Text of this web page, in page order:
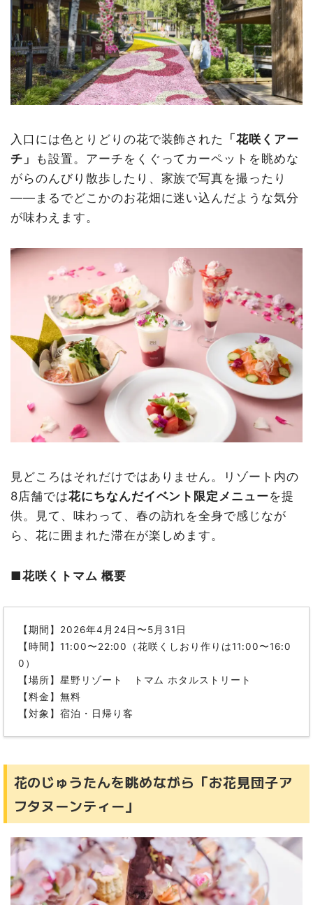
入口には色とりどりの花で装飾された
「花咲くアー
チ」
も設置。アーチをくぐってカーペットを眺めな
がらのんびり散歩したり、家族で写真を撮ったり
——まるでどこかのお花畑に迷い込んだような気分
が味わえます。
見どころはそれだけではありません。リゾート内の
8店舗では花にちなんだイベント限定メニューを提
供。見て、味わって、春の訪れを全身で感じなが
ら、花に囲まれた滞在が楽しめます。
■花咲くトマム 概要
【期間】2026年4月24日〜5月31日
【時間】11:00〜22:00（花咲くしおり作りは11:00〜16:0
0）
【場所】星野リゾート トマム ホタルストリート
【料金】無料
【対象】宿泊・日帰り客
花のじゅうたんを眺めながら「お花見団子ア
フタヌーンティー」